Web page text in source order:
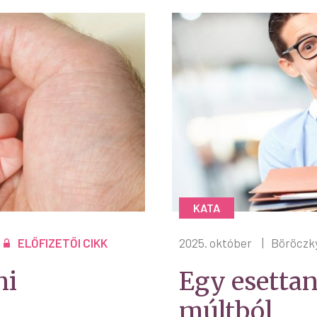
ELŐFIZETŐI CIKK
KATA
2025. október
Egy